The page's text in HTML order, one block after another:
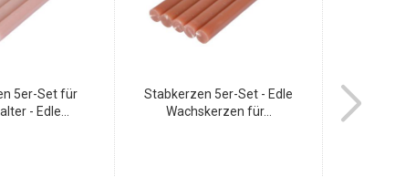
5er-Set für
- Edle...
Stabkerzen 5er-Set - Edle
Wachskerzen für...
Kerzenhalter